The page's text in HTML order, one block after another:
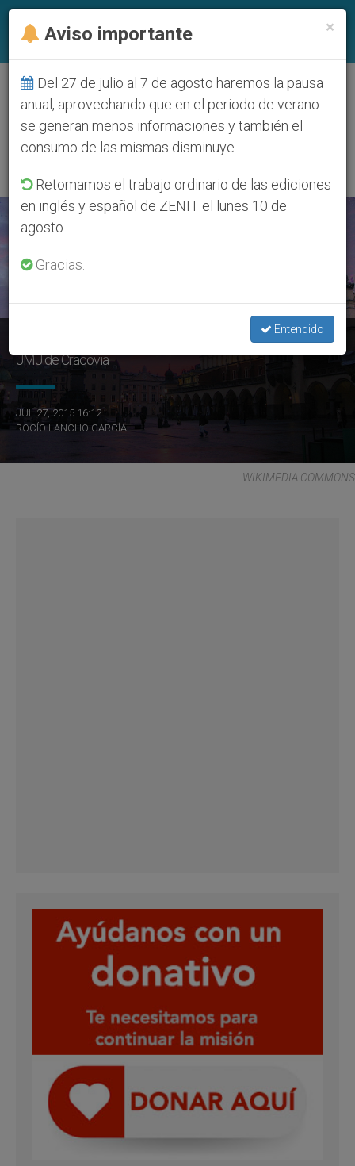
ETIQUETA
Posts Tagged
‘cardenal Rylko’
ÚLTIMAS NOTICIAS
Francisco y los jóvenes atravesarán una Puerta Santa en la
JMJ de Cracovia
JUL 27, 2015 16:12
ROCÍO LANCHO GARCÍA
WIKIMEDIA COMMONS
×
Aviso importante
Del 27 de julio al 7 de agosto haremos la pausa
anual, aprovechando que en el periodo de verano
se generan menos informaciones y también el
consumo de las mismas disminuye.
Retomamos el trabajo ordinario de las ediciones
en inglés y español de ZENIT el lunes 10 de
agosto.
Gracias.
Entendido